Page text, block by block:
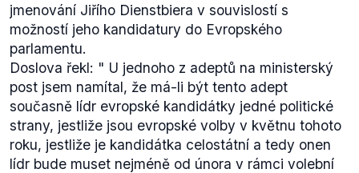
jmenování Jiřího Dienstbiera v souvislostí s
možností jeho kandidatury do Evropského
parlamentu.
Doslova řekl: " U jednoho z adeptů na ministerský
post jsem namítal, že má-li být tento adept
současně lídr evropské kandidátky jedné politické
strany, jestliže jsou evropské volby v květnu tohoto
roku, jestliže je kandidátka celostátní a tedy onen
lídr bude muset nejméně od února v rámci volební